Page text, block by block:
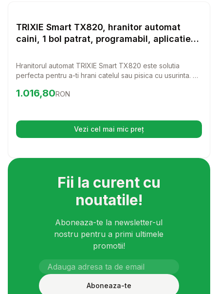
Hranitoare inteligente
TRIXIE Smart TX820, hranitor automat
caini, 1 bol patrat, programabil, aplicatie
hranitor automat caini si pisici, 1 bol
patrat, programabil, aplicatie mobila,
38x19cm)
Hranitorul automat TRIXIE Smart TX820 este solutia
perfecta pentru a-ti hrani catelul sau pisica cu usurinta. Cu
controla portiile, chiar si de la distanta.
Preț:1016.80 RON
1.016,80RON
Vezi cel mai mic preț(se deschide într-o filă nouă)
Fii la curent cu
noutatile!
Aboneaza-te la newsletter-ul
nostru pentru a primi ultimele
promotii!
Aboneaza-te